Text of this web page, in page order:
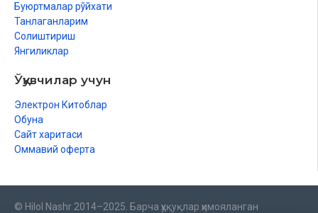
Буюртмалар рўйхати
Танлаганларим
Солиштириш
Янгиликлар
Ўқувчилар учун
Электрон Китоблар
Обуна
Сайт харитаси
Оммавий оферта
© Hilol Nashr 2014–2025. Барча ҳуқуқлар ҳимояланган